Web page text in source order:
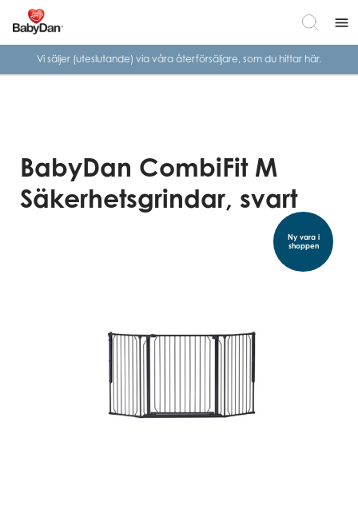
menu
Vi säljer (uteslutande) via våra återförsäljare, som du hittar här.
BabyDan CombiFit M
Säkerhetsgrindar, svart
Ny vara i
shoppen